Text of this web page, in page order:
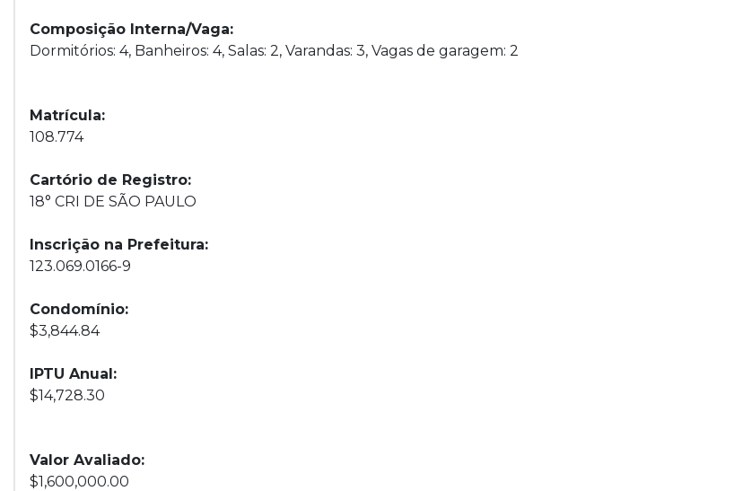
Composição Interna/Vaga:
Dormitórios: 4, Banheiros: 4, Salas: 2, Varandas: 3, Vagas de garagem: 2
Matrícula:
108.774
Cartório de Registro:
18° CRI DE SÃO PAULO
Inscrição na Prefeitura:
123.069.0166-9
Condomínio:
$3,844.84
IPTU Anual:
$14,728.30
Valor Avaliado:
$1,600,000.00